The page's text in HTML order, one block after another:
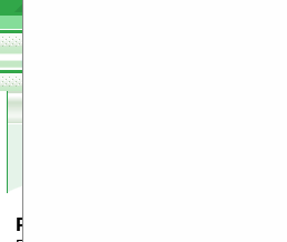
Скачать программы
Pentamino v1.2